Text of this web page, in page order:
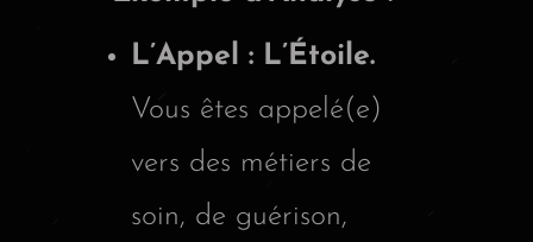
L’Appel : L’Étoile.
Vous êtes appelé(e)
vers des métiers de
soin, de guérison,